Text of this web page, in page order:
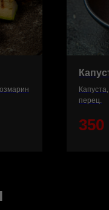
перец.
350